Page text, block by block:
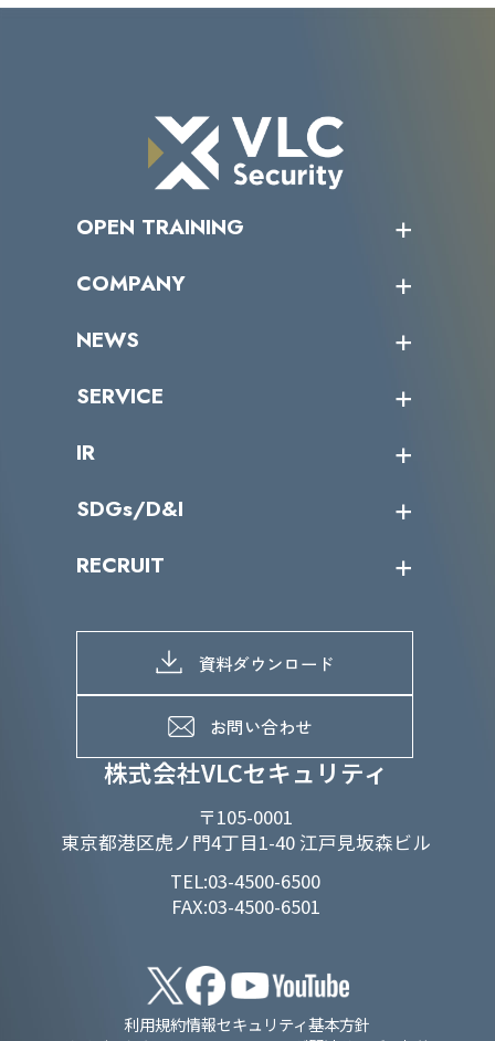
株式会社VLCセキュリティ
〒105-0001
東京都港区虎ノ門4丁目1-40 江戸見坂森ビル
TEL:03-4500-6500
FAX:03-4500-6501
OPEN TRAINING
受講者の声
COMPANY
トップメッセージ
ミッション／ビジョン
パートナー企業一覧
NEWS
サイバーニュース
SERVICE
カテゴリー別サービス一覧
IR
IRカレンダー
IRライブラリー
よくあるご質問
SDGs/D&I
当グループのマテリアリティ
SDGs推進体制
D&Iの取り組み
RECRUIT
募集職種一覧
メッセージ
メンバーインタビュー
資料ダウンロード
お問い合わせ
利用規約情報セキュリティ基本方針